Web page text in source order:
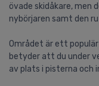
övade skidåkare, men
nybörjaren samt den
Området är ett
betyder att du under
av plats i pisterna och